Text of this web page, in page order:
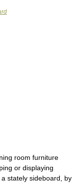
room furniture
or displaying
stately sideboard, by